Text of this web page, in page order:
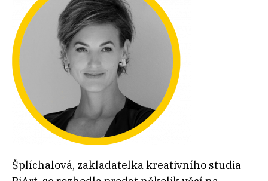
Šplíchalová, zakladatelka kreativního studia